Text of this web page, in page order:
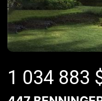
1 034 883